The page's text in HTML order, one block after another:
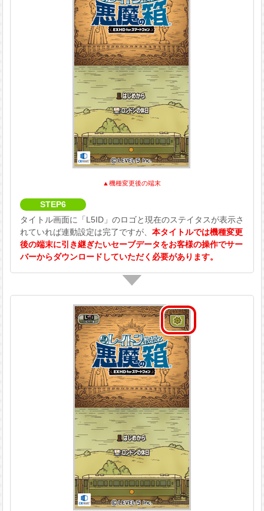
▲機種変更後の端末
STEP6
タイトル画面に「L5ID」のロゴと現在のステイタスが表示さ
れていれば連動設定は完了ですが、 本タイトルでは機種変更
後の端末に引き継ぎたいセーブデータをお客様の操作でサー
バーからダウンロードしていただく必要があります。